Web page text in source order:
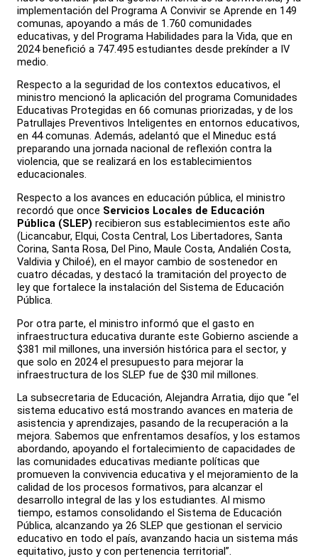
implementación del Programa A Convivir se Aprende en 149
comunas, apoyando a más de 1.760 comunidades
educativas, y del Programa Habilidades para la Vida, que en
2024 benefició a 747.495 estudiantes desde prekínder a IV
medio.
Respecto a la seguridad de los contextos educativos, el
ministro mencionó la aplicación del programa Comunidades
Educativas Protegidas en 66 comunas priorizadas, y de los
Patrullajes Preventivos Inteligentes en entornos educativos,
en 44 comunas. Además, adelantó que el Mineduc está
preparando una jornada nacional de reflexión contra la
violencia, que se realizará en los establecimientos
educacionales.
Respecto a los avances en educación pública, el ministro
recordó que once Servicios Locales de Educación
Pública (SLEP) recibieron sus establecimientos este año
(Licancabur, Elqui, Costa Central, Los Libertadores, Santa
Corina, Santa Rosa, Del Pino, Maule Costa, Andalién Costa,
Valdivia y Chiloé), en el mayor cambio de sostenedor en
cuatro décadas, y destacó la tramitación del proyecto de
ley que fortalece la instalación del Sistema de Educación
Pública.
Por otra parte, el ministro informó que el gasto en
infraestructura educativa durante este Gobierno asciende a
$381 mil millones, una inversión histórica para el sector, y
que solo en 2024 el presupuesto para mejorar la
infraestructura de los SLEP fue de $30 mil millones.
La subsecretaria de Educación, Alejandra Arratia, dijo que “el
sistema educativo está mostrando avances en materia de
asistencia y aprendizajes, pasando de la recuperación a la
mejora. Sabemos que enfrentamos desafíos, y los estamos
abordando, apoyando el fortalecimiento de capacidades de
las comunidades educativas mediante políticas que
promueven la convivencia educativa y el mejoramiento de la
calidad de los procesos formativos, para alcanzar el
desarrollo integral de las y los estudiantes. Al mismo
tiempo, estamos consolidando el Sistema de Educación
Pública, alcanzando ya 26 SLEP que gestionan el servicio
educativo en todo el país, avanzando hacia un sistema más
equitativo, justo y con pertenencia territorial”.